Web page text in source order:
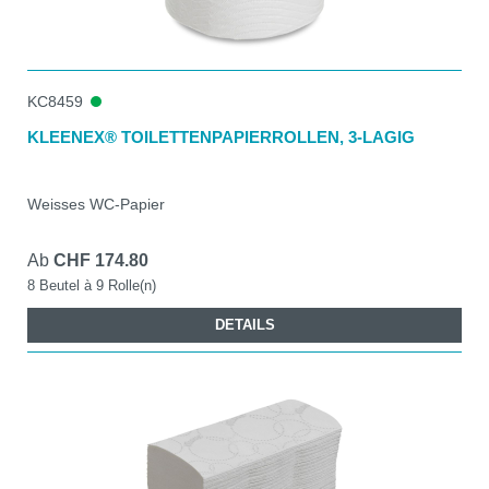
KC8459
KLEENEX® TOILETTENPAPIERROLLEN, 3-LAGIG
Weisses WC-Papier
Ab CHF 174.80
8 Beutel à 9 Rolle(n)
DETAILS